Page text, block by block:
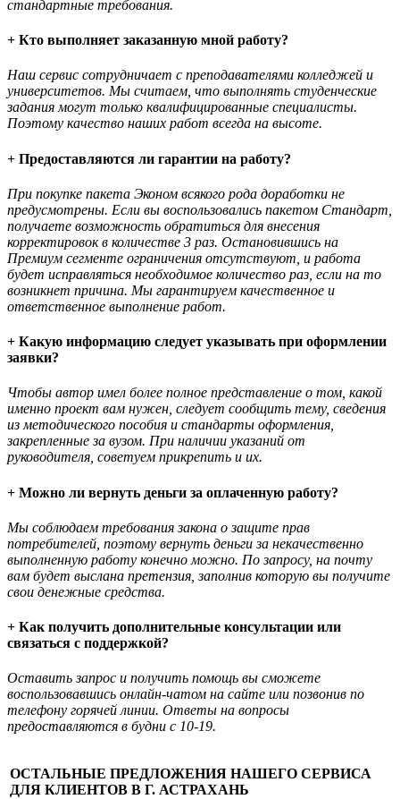
стандартные требования.
+ Кто выполняет заказанную мной работу?
Наш сервис сотрудничает с преподавателями колледжей и
университетов. Мы считаем, что выполнять студенческие
задания могут только квалифицированные специалисты.
Поэтому качество наших работ всегда на высоте.
+ Предоставляются ли гарантии на работу?
При покупке пакета Эконом всякого рода доработки не
предусмотрены. Если вы воспользовались пакетом Стандарт,
получаете возможность обратиться для внесения
корректировок в количестве 3 раз. Остановившись на
Премиум сегменте ограничения отсутствуют, и работа
будет исправляться необходимое количество раз, если на то
возникнет причина. Мы гарантируем качественное и
ответственное выполнение работ.
+ Какую информацию следует указывать при оформлении
заявки?
Чтобы автор имел более полное представление о том, какой
именно проект вам нужен, следует сообщить тему, сведения
из методического пособия и стандарты оформления,
закрепленные за вузом. При наличии указаний от
руководителя, советуем прикрепить и их.
+ Можно ли вернуть деньги за оплаченную работу?
Мы соблюдаем требования закона о защите прав
потребителей, поэтому вернуть деньги за некачественно
выполненную работу конечно можно. По запросу, на почту
вам будет выслана претензия, заполнив которую вы получите
свои денежные средства.
+ Как получить дополнительные консультации или
связаться с поддержкой?
Оставить запрос и получить помощь вы сможете
воспользовавшись онлайн-чатом на сайте или позвонив по
телефону горячей линии. Ответы на вопросы
предоставляются в будни с 10-19.
ОСТАЛЬНЫЕ ПРЕДЛОЖЕНИЯ НАШЕГО СЕРВИСА
ДЛЯ КЛИЕНТОВ В Г. АСТРАХАНЬ